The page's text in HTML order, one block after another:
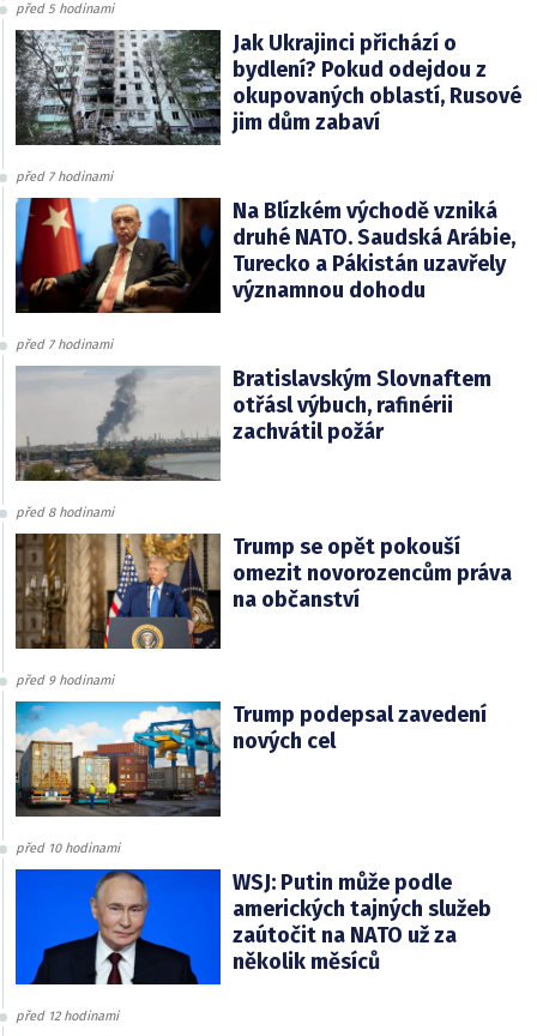
před 5 hodinami
Jak Ukrajinci přichází o
bydlení? Pokud odejdou z
okupovaných oblastí, Rusové
jim dům zabaví
před 7 hodinami
Na Blízkém východě vzniká
druhé NATO. Saudská Arábie,
Turecko a Pákistán uzavřely
významnou dohodu
před 7 hodinami
Bratislavským Slovnaftem
otřásl výbuch, rafinérii
zachvátil požár
před 8 hodinami
Trump se opět pokouší
omezit novorozencům práva
na občanství
před 9 hodinami
Trump podepsal zavedení
nových cel
před 10 hodinami
WSJ: Putin může podle
amerických tajných služeb
zaútočit na NATO už za
několik měsíců
před 12 hodinami